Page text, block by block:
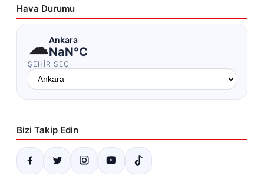
Hava Durumu
☁Ankara
NaN°C
ŞEHIR SEÇ
Bizi Takip Edin